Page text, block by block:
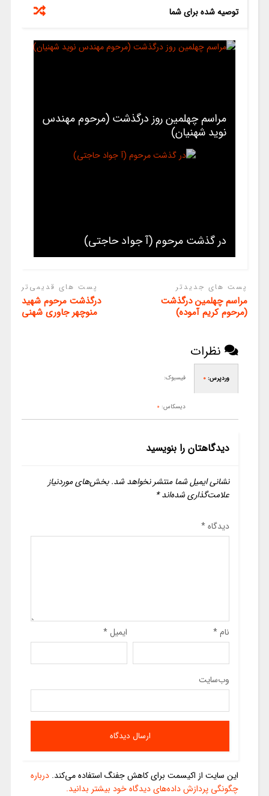
توصیه شده برای شما
مراسم چهلمین روز درگذشت (مرحوم مهندس
نوید شهنیان)
در گذشت مرحوم (آ جواد حاجتی)
پست های جدیدتر
مراسم چهلمین درگذشت
(مرحوم کریم آموده)
پست های قدیمی‌تر
درگذشت مرحوم شهید
منوچهر جاوری شهنی
نظرات
وردپرس: 0 فیسبوک:
دیسکاس: 0
دیدگاهتان را بنویسید
نشانی ایمیل شما منتشر نخواهد شد. بخش‌های موردنیاز
علامت‌گذاری شده‌اند*
دیدگاه*
نام* ایمیل*
وب‌سایت
این سایت از اکیسمت برای کاهش جفنگ استفاده می‌کند. درباره
چگونگی پردازش داده‌های دیدگاه خود بیشتر بدانید.